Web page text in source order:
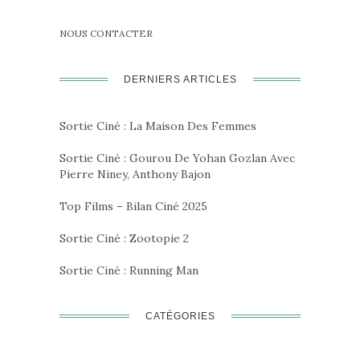
NOUS CONTACTER
DERNIERS ARTICLES
Sortie Ciné : La Maison Des Femmes
Sortie Ciné : Gourou De Yohan Gozlan Avec
Pierre Niney, Anthony Bajon
Top Films – Bilan Ciné 2025
Sortie Ciné : Zootopie 2
Sortie Ciné : Running Man
CATÉGORIES